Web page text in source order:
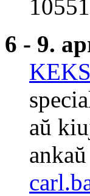
6 - 9.
aŭ